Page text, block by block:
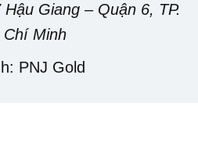
Giang – Quận 6, TP.
Chí Minh
PNJ Gold